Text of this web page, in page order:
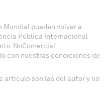
pueden volver a
Pública Internacional
NoComercial-
con nuestras condiciones de
artículo son las del autor y no